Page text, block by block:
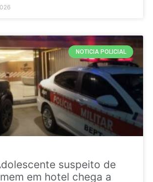
NOTICIA POLICIAL
suspeito de
em hotel chega a